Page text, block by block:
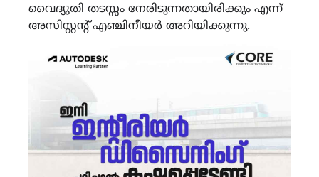
വൈദ്യുതി തടസ്സം നേരിടുന്നതായിരിക്കും എന്ന്
അസിസ്റ്റന്റ് എഞ്ചിനീയർ അറിയിക്കുന്നു.